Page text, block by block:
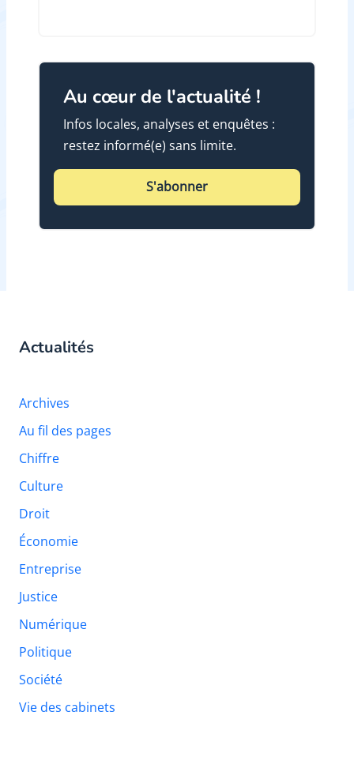
Au cœur de l'actualité !
Infos locales, analyses et enquêtes :
restez informé(e) sans limite.
S'abonner
Actualités
Archives
Au fil des pages
Chiffre
Culture
Droit
Économie
Entreprise
Justice
Numérique
Politique
Société
Vie des cabinets